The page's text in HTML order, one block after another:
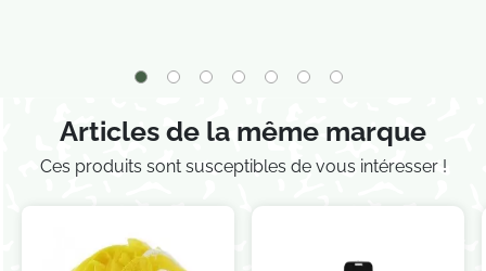
Articles de la même marque
Ces produits sont susceptibles de vous intéresser !